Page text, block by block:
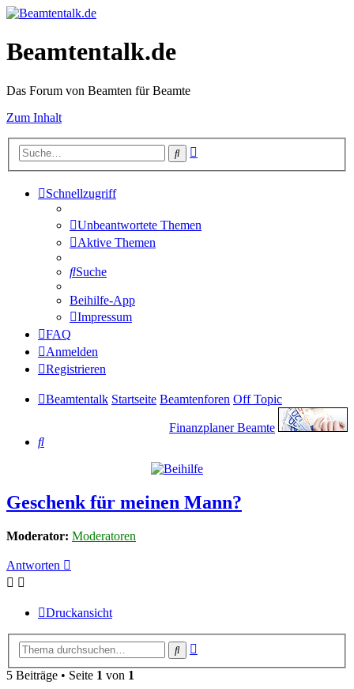
Beamtentalk.de
Das Forum von Beamten für Beamte
Zum Inhalt
Suche
Schnellzugriff
Unbeantwortete Themen
Aktive Themen
Suche
Beihilfe-App
Impressum
FAQ
Anmelden
Registrieren
Beamtentalk Startseite Beamtenforen Off Topic
Finanzplaner Beamte
Suche
Geschenk für meinen Mann?
Moderator: Moderatoren
Antworten
Druckansicht
Suche
5 Beiträge • Seite 1 von 1